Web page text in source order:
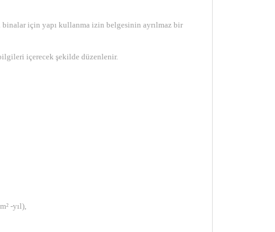
için yapı kullanma izin belgesinin ayrılmaz bir
içerecek şekilde düzenlenir.
-yıl),